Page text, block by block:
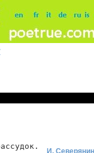
И. Северянин